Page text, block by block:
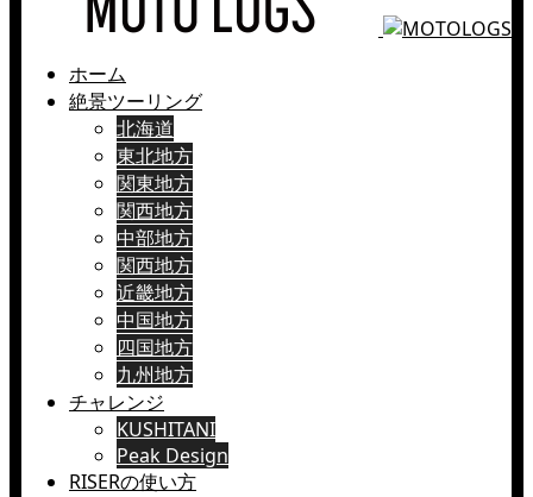
ホーム
絶景ツーリング
北海道
東北地方
関東地方
関西地方
中部地方
関西地方
近畿地方
中国地方
四国地方
九州地方
チャレンジ
KUSHITANI
Peak Design
RISERの使い方